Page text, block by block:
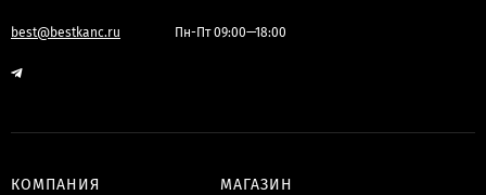
best@bestkanc.ru Пн-Пт 09:00—18:00
КОМПАНИЯ МАГАЗИН